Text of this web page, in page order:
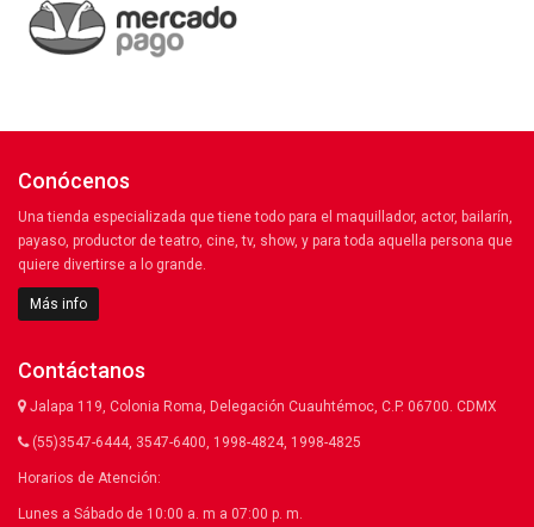
Conócenos
Una tienda especializada que tiene todo para el maquillador, actor, bailarín,
payaso, productor de teatro, cine, tv, show, y para toda aquella persona que
quiere divertirse a lo grande.
Más info
Contáctanos
Jalapa 119, Colonia Roma, Delegación Cuauhtémoc, C.P. 06700. CDMX
(55)3547-6444, 3547-6400, 1998-4824, 1998-4825
Horarios de Atención:
Lunes a Sábado de 10:00 a. m a 07:00 p. m.